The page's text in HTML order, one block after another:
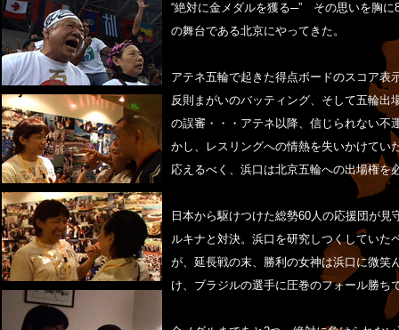
“絶対に金メダルを獲る─” その思いを胸に
の舞台である北京にやってきた。
アテネ五輪で起きた得点ボードのスコア表
反則まがいのバッティング、そして五輪出
の誤審・・・アテネ以降、信じられない不
かし、レスリングへの情熱を失いかけてい
応えるべく、浜口は北京五輪への出場権を
日本から駆けつけた総勢60人の応援団が
ルキナと対決。浜口を研究しつくしていた
が、延長戦の末、勝利の女神は浜口に微笑
け、ブラジルの選手に圧巻のフォール勝ち